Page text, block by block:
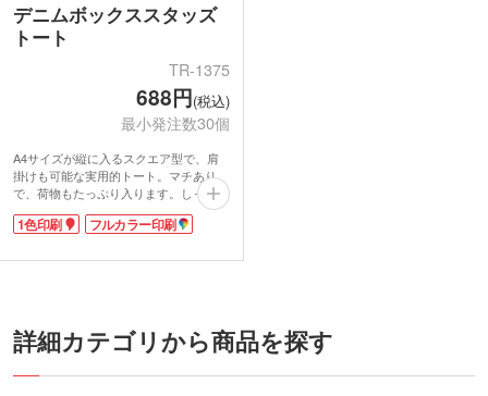
デニムボックススタッズ
トート
TR-1375
688円(税込)
最小発注数30個
A4サイズが縦に入るスクエア型で、肩
掛けも可能な実用的トート。マチあり
で、荷物もたっぷり入ります。しっかり
としたデニム生地に、ハンドル部分のア
ンティークゴールドのスタッズがアクセ
印象に。
物販バッグとしても最適です。
1色印刷 フルカラー印刷
詳細カテゴリから商品を探す